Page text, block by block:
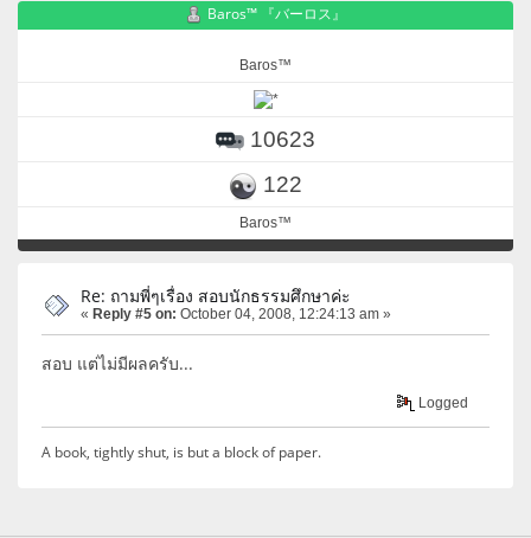
Baros™ 『バーロス』
Baros™
10623
122
Baros™
Re: ถามพี่ๆเรื่อง สอบนักธรรมศึกษาค่ะ
« Reply #5 on: October 04, 2008, 12:24:13 am »
สอบ แต่ไม่มีผลครับ...
Logged
A book, tightly shut, is but a block of paper.